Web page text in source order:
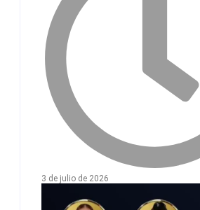
3 de julio de 2026